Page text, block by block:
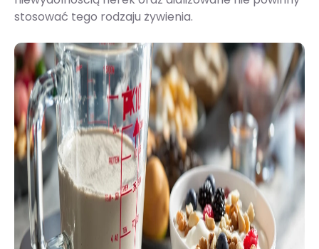
stosować tego rodzaju żywienia.